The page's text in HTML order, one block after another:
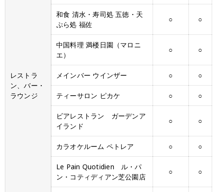
レストラ
ン、バー・
ラウンジ
和食 清水・寿司処 五徳・天
ぷら処 福佐
○ ○
中国料理 満楼日園（マロニ
エ）
○ ○
メインバー ウインザー ○ ○
ティーサロン ピカケ ○ ○
ビアレストラン ガーデンア
イランド
○ ○
カラオケルーム ペトレア ○ ○
Le Pain Quotidien ル・パ
ン・コティディアン芝公園店
○ ○